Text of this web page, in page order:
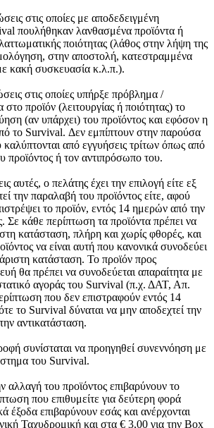
στις οποίες με αποδεδειγμένη
πουλήθηκαν λανθασμένα προϊόντα ή
ποιότητας (λάθος στην λήψη της
στην αποστολή, κατεστραμμένα
κακή συσκευασία κ.λ.π.).
στις οποίες υπήρξε πρόβλημα /
προϊόν (λειτουργίας ή ποιότητας) το
(αν υπάρχει) του προϊόντος και εφόσον η
το Survival. Δεν εμπίπτουν στην παρούσα
καλύπτονται από εγγυήσεις τρίτων όπως από
προϊόντος ή τον αντιπρόσωπο του.
αυτές, ο πελάτης έχει την επιλογή είτε εξ
την παραλαβή του προϊόντος είτε, αφού
το προϊόν, εντός 14 ημερών από την
Σε κάθε περίπτωση τα προϊόντα πρέπει να
κατάσταση, πλήρη και χωρίς φθορές, και
να είναι αυτή που κανονικά συνοδεύει
κατάσταση. Το προϊόν προς
θα πρέπει να συνοδεύεται απαραίτητα με
αγοράς του Survival (π.χ. ΔΑΤ, Απ.
που δεν επιστραφούν εντός 14
το Survival δύναται να μην αποδεχτεί την
αντικατάσταση.
συνίσταται να προηγηθεί συνεννόηση με
του Survival.
αλλαγή του προϊόντος επιβαρύνουν το
που επιθυμείτε για δεύτερη φορά
έξοδα επιβαρύνουν εσάς και ανέρχονται
Ταχυδρομική και στα € 3,00 για την Box